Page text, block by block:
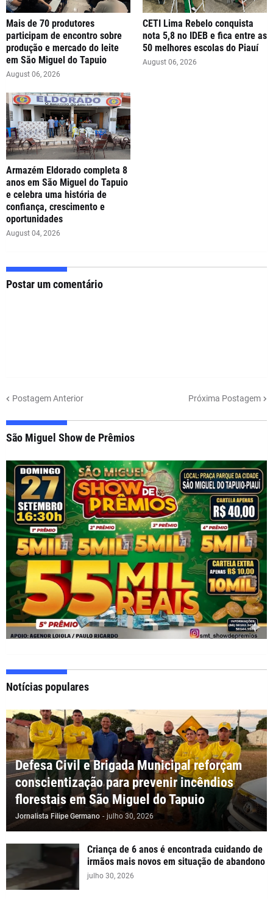
Mais de 70 produtores
participam de encontro sobre
produção e mercado do leite
em São Miguel do Tapuio
August 06, 2026
CETI Lima Rebelo conquista
nota 5,8 no IDEB e fica entre as
50 melhores escolas do Piauí
August 06, 2026
Armazém Eldorado completa 8
anos em São Miguel do Tapuio
e celebra uma história de
confiança, crescimento e
oportunidades
August 04, 2026
Postar um comentário
Postagem Anterior Próxima Postagem
São Miguel Show de Prêmios
Notícias populares
Defesa Civil e Brigada Municipal reforçam
conscientização para prevenir incêndios
florestais em São Miguel do Tapuio
Jornalista Filipe Germano - julho 30, 2026
Criança de 6 anos é encontrada cuidando de
irmãos mais novos em situação de abandono
julho 30, 2026